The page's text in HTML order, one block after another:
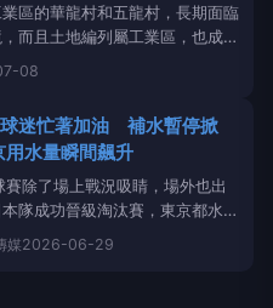
區的華龍村和五龍村，長期面臨
而且土地編列屬工業區，也成為
瑩辦公室最近召開協調會、積極
委徐欣瑩持續奔走下，民生用水
水池，且提出其他方案，可一併
08
球迷忙著加油 補水暫停掀
水量瞬間飆升
除了場上戰況吸睛，場外也出
隊成功晉級淘汰賽，東京都水道
），東京都的用水量都會明
媒2026-06-29